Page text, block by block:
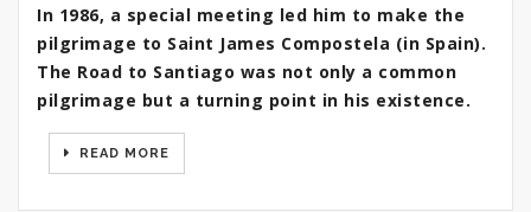
In 1986, a special meeting led him to make the
pilgrimage to Saint James Compostela (in Spain).
The Road to Santiago was not only a common
pilgrimage but a turning point in his existence.
READ MORE